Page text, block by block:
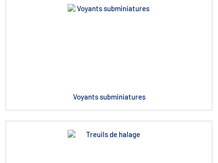
Voyants subminiatures